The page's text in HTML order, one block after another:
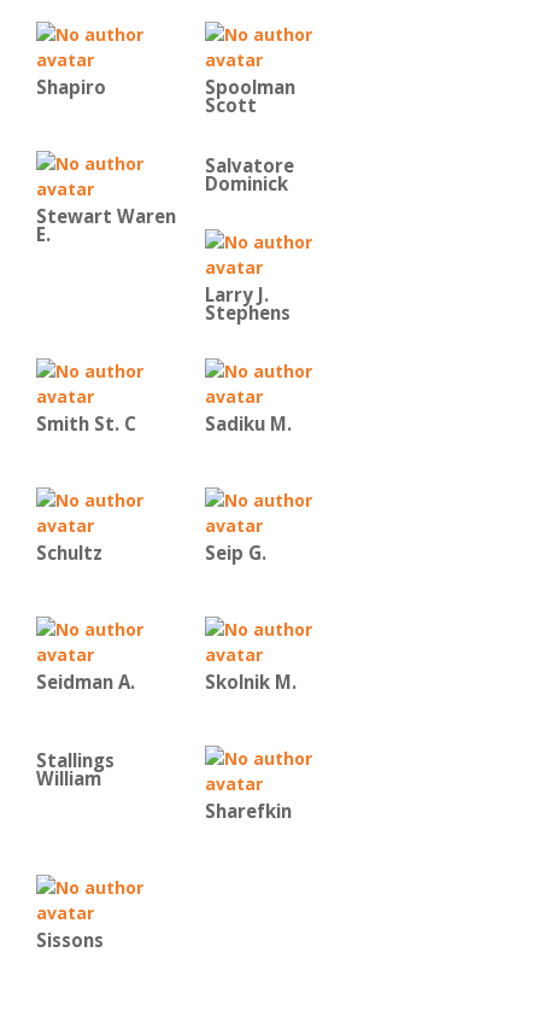
Shapiro Spoolman
Scott
Stewart Waren
E.
Salvatore
Dominick
Larry J.
Stephens
Smith St. C Sadiku M.
Schultz Seip G.
Seidman A. Skolnik M.
Stallings
William
Sharefkin
Sissons